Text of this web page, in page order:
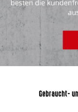
Gebraucht-